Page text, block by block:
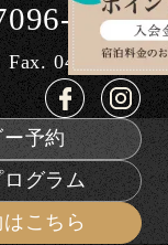
7200/
Fax. 04-7098-
予約
グラム
こちら